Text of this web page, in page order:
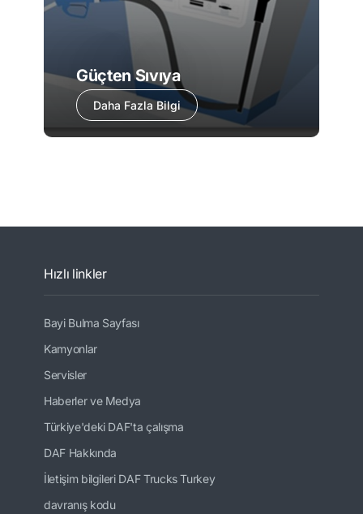
Güçten Sıvıya
Daha Fazla Bilgi
Hızlı linkler
Bayi Bulma Sayfası
Kamyonlar
Servisler
Haberler ve Medya
Türkiye'deki DAF'ta çalışma
DAF Hakkında
İletişim bilgileri DAF Trucks Turkey
davranış kodu